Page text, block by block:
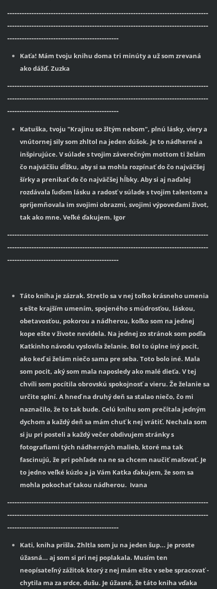
-----------------------------------------------------------------------------------
-----------------------------------------------------------------------------------
----------------------------------------------
Kaťa! Mám tvoju knihu doma tri minúty a už som zrevaná
ako dážď. Zuzka
-----------------------------------------------------------------------------------
-----------------------------------------------------------------------------------
----------------------------------------------
Katuška, tvoju "Krajinu so žltým nebom", plnú lásky, viery a
vnútornej sily som zhltol na jeden dúšok. Je to nádherné a
inšpirujúce. V súlade s tvojim záverečným mottom ti želám
čo najväčšiu dĺžku, aby si sa mohla rozpínať do čo najväčšej
šírky a prenikať do čo najväčšej hĺbky. Aby si aj naďalej
rozdávala ľuďom lásku a radosť v súlade s tvojim talentom a
spríjemňovala im svojimi obrazmi, svojimi výpoveďami život,
tak ako mne. Veľké ďakujem. Igor
-----------------------------------------------------------------------------------
-----------------------------------------------------------------------------------
----------------------------------------------
Táto kniha je zázrak. Stretlo sa v nej toľko krásneho umenia
s ešte krajším umením, spojeného s múdrosťou, láskou,
obetavosťou, pokorou a nádherou, koľko som na jednej
kope ešte v živote nevidela. Na jednej zo stránok som podľa
Katkinho návodu vyslovila želanie. Bol to úplne iný pocit,
ako keď si želám niečo sama pre seba. Toto bolo iné. Mala
som pocit, aký som mala naposledy ako malé dieťa. V tej
chvíli som pocítila obrovskú spokojnosť a vieru. Že želanie sa
určite splní. A hneď na druhý deň sa stalao niečo, čo mi
naznačilo, že to tak bude. Celú knihu som prečítala jedným
dychom a každý deň sa mám chuť k nej vrátiť. Nechala som
si ju pri posteli a každý večer obdivujem stránky s
fotografiami tých nádherných malieb, ktoré ma tak
fascinujú, že pri pohľade na ne sa chcem naučiť maľovať. Je
to jedno veľké kúzlo a ja Vám Katka ďakujem, že som sa
mohla pokochať takou nádherou. Ivana
-----------------------------------------------------------------------------------
-----------------------------------------------------------------------------------
----------------------------------------------
Kati, kniha prišla. Zhltla som ju na jeden šup... je proste
úžasná... aj som si pri nej poplakala. Musím ten
neopísateľný zážitok ktorý z nej mám ešte v sebe spracovať -
chytila ma za srdce, dušu. Je úžasné, že táto kniha vďaka